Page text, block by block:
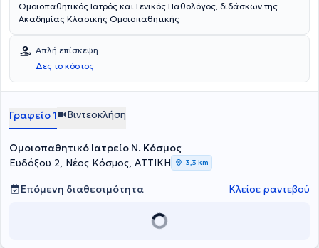
Ομοιοπαθητικός Ιατρός και Γενικός Παθολόγος, διδάσκων της
Ακαδημίας Κλασικής Ομοιοπαθητικής
Απλή επίσκεψη
Δες το κόστος
Γραφείο 1 Βιντεοκλήση
Ομοιοπαθητικό Ιατρείο Ν. Κόσμος
Ευδόξου 2, Νέος Κόσμος, ΑΤΤΙΚΗ
3,3 km
Επόμενη διαθεσιμότητα Κλείσε ραντεβού